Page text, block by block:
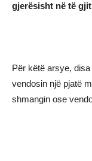
gjerësisht në të
Për këtë arsye,
vendosin një pjatë
shmangin ose